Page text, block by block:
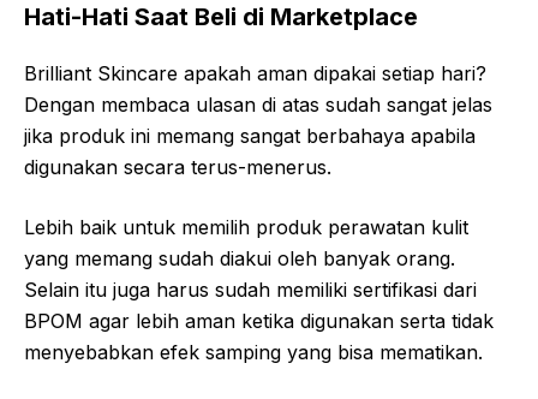
Hati-Hati Saat Beli di Marketplace
Brilliant Skincare apakah aman dipakai setiap hari?
Dengan membaca ulasan di atas sudah sangat jelas
jika produk ini memang sangat berbahaya apabila
digunakan secara terus-menerus.
Lebih baik untuk memilih produk perawatan kulit
yang memang sudah diakui oleh banyak orang.
Selain itu juga harus sudah memiliki sertifikasi dari
BPOM agar lebih aman ketika digunakan serta tidak
menyebabkan efek samping yang bisa mematikan.